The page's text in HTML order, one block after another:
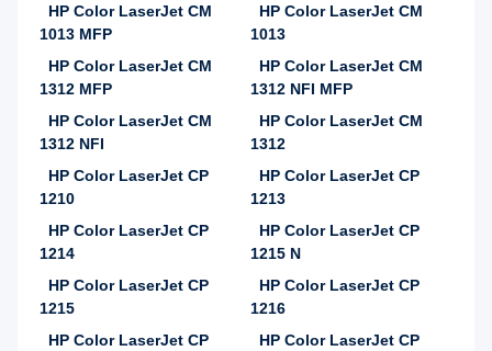
HP Color LaserJet CM
1013 MFP
HP Color LaserJet CM
1013
HP Color LaserJet CM
1312 MFP
HP Color LaserJet CM
1312 NFI MFP
HP Color LaserJet CM
1312 NFI
HP Color LaserJet CM
1312
HP Color LaserJet CP
1210
HP Color LaserJet CP
1213
HP Color LaserJet CP
1214
HP Color LaserJet CP
1215 N
HP Color LaserJet CP
1215
HP Color LaserJet CP
1216
HP Color LaserJet CP
HP Color LaserJet CP